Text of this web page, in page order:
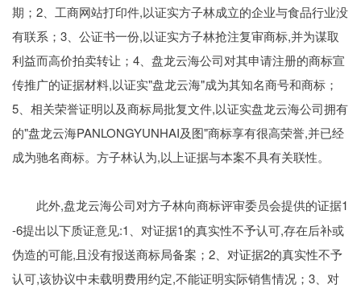
期；2、工商网站打印件,以证实方子林成立的企业与食品行业没
有联系；3、公证书一份,以证实方子林抢注复审商标,并为谋取
利益而高价拍卖转让；4、盘龙云海公司对其申请注册的商标宣
传推广的证据材料,以证实"盘龙云海"成为其知名商号和商标；
5、相关荣誉证明以及商标局批复文件,以证实盘龙云海公司拥有
的"盘龙云海PANLONGYUNHAI及图"商标享有很高荣誉,并已经
成为驰名商标。方子林认为,以上证据与本案不具有关联性。
此外,盘龙云海公司对方子林向商标评审委员会提供的证据1
-6提出以下质证意见:1、对证据1的真实性不予认可,存在后补或
伪造的可能,且没有报送商标局备案；2、对证据2的真实性不予
认可,该协议中未载明费用约定,不能证明实际销售情况；3、对